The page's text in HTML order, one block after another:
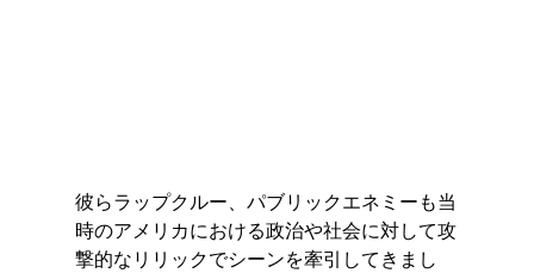
彼らラップクルー、パブリックエネミーも当
時のアメリカにおける政治や社会に対して攻
撃的なリリックでシーンを牽引してきまし